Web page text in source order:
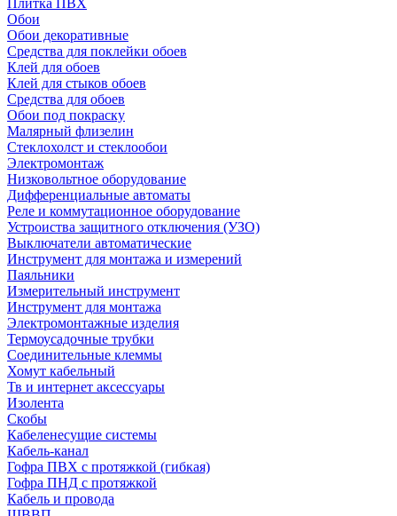
Плитка ПВХ
Обои
Обои декоративные
Средства для поклейки обоев
Клей для обоев
Клей для стыков обоев
Средства для обоев
Обои под покраску
Малярный флизелин
Стеклохолст и стеклообои
Электромонтаж
Низковольтное оборудование
Дифференциальные автоматы
Реле и коммутационное оборудование
Устроиства защитного отключения (УЗО)
Выключатели автоматические
Инструмент для монтажа и измерений
Паяльники
Измерительный инструмент
Инструмент для монтажа
Электромонтажные изделия
Термоусадочные трубки
Соединительные клеммы
Хомут кабельный
Тв и интернет аксессуары
Изолента
Скобы
Кабеленесущие системы
Кабель-канал
Гофра ПВХ с протяжкой (гибкая)
Гофра ПНД с протяжкой
Кабель и провода